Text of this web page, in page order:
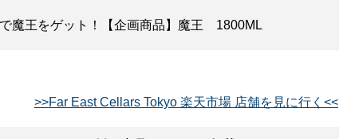
魔王をゲット！【企画商品】魔王 1800ML
>>Far East Cellars Tokyo 楽天市場 店舗を見に行く<<